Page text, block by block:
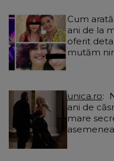
Cum
ani de la
oferit
mutăm
unica.ro
ani de
mare